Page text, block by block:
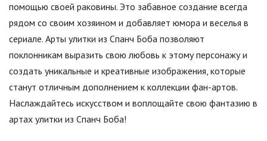
помощью своей раковины. Это забавное создание всегда
рядом со своим хозяином и добавляет юмора и веселья в
сериале. Арты улитки из Спанч Боба позволяют
поклонникам выразить свою любовь к этому персонажу и
создать уникальные и креативные изображения, которые
станут отличным дополнением к коллекции фан-артов.
Наслаждайтесь искусством и воплощайте свою фантазию в
артах улитки из Спанч Боба!